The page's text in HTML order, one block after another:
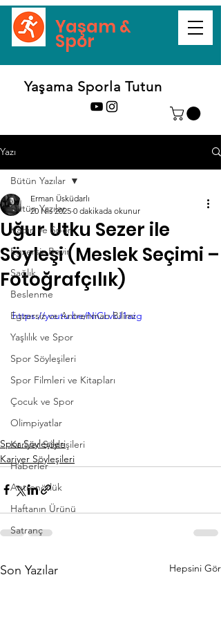
Yaşam &
Spor
Yaşama Sporla Tutun
Yazı
Bütün Yazılar
Kadın ve Spor
Egzersiz Beyin
Sağlık
Beslenme
Egzersiz ve Antrenman Bilimi
Yaşlılık ve Spor
Spor Söyleşileri
Spor Filmleri ve Kitapları
Çocuk ve Spor
Olimpiyatlar
Kariyer Söyleşileri
Haberler
Antrenörlük
Haftanın Ürünü
Satranç
Bütün Yazılar
Uğur Utku Sezer ile
Söyleşi (Meslek Seçimi –
Fotoğrafçılık)
Erman Üsküdarlı
20 Nis 2025 0 dakikada okunur
https://youtu.be/NiCLvkJ1azg
Spor Söyleşileri
Kariyer Söyleşileri
Son Yazılar Hepsini Gör